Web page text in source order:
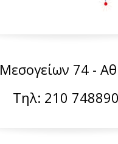
Μεσογείων 74 -
Τηλ: 210